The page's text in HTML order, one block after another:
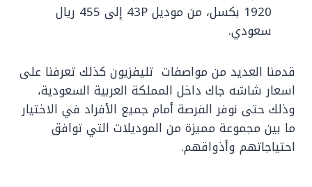
1920 بكسل، من موديل 43P إلى 455 ريال
سعودي.
قدمنا العديد من مواصفات تليفزيون كذلك تعرفنا على
اسعار شاشه جاك داخل المملكة العربية السعودية،
وذلك حتى نوفر الفرصة أمام جميع الأفراد في الاختيار
ما بين مجموعة مميزة من الموديلات التي توافق
احتياجاتهم وأذواقهم.